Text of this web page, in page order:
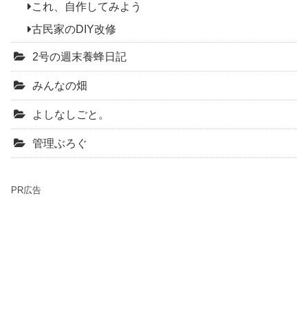
これ、自作してみよう
古民家のDIY改修
2号の週末養蜂日記
みんなの畑
よしなしごと。
管理ぶろぐ
PR広告